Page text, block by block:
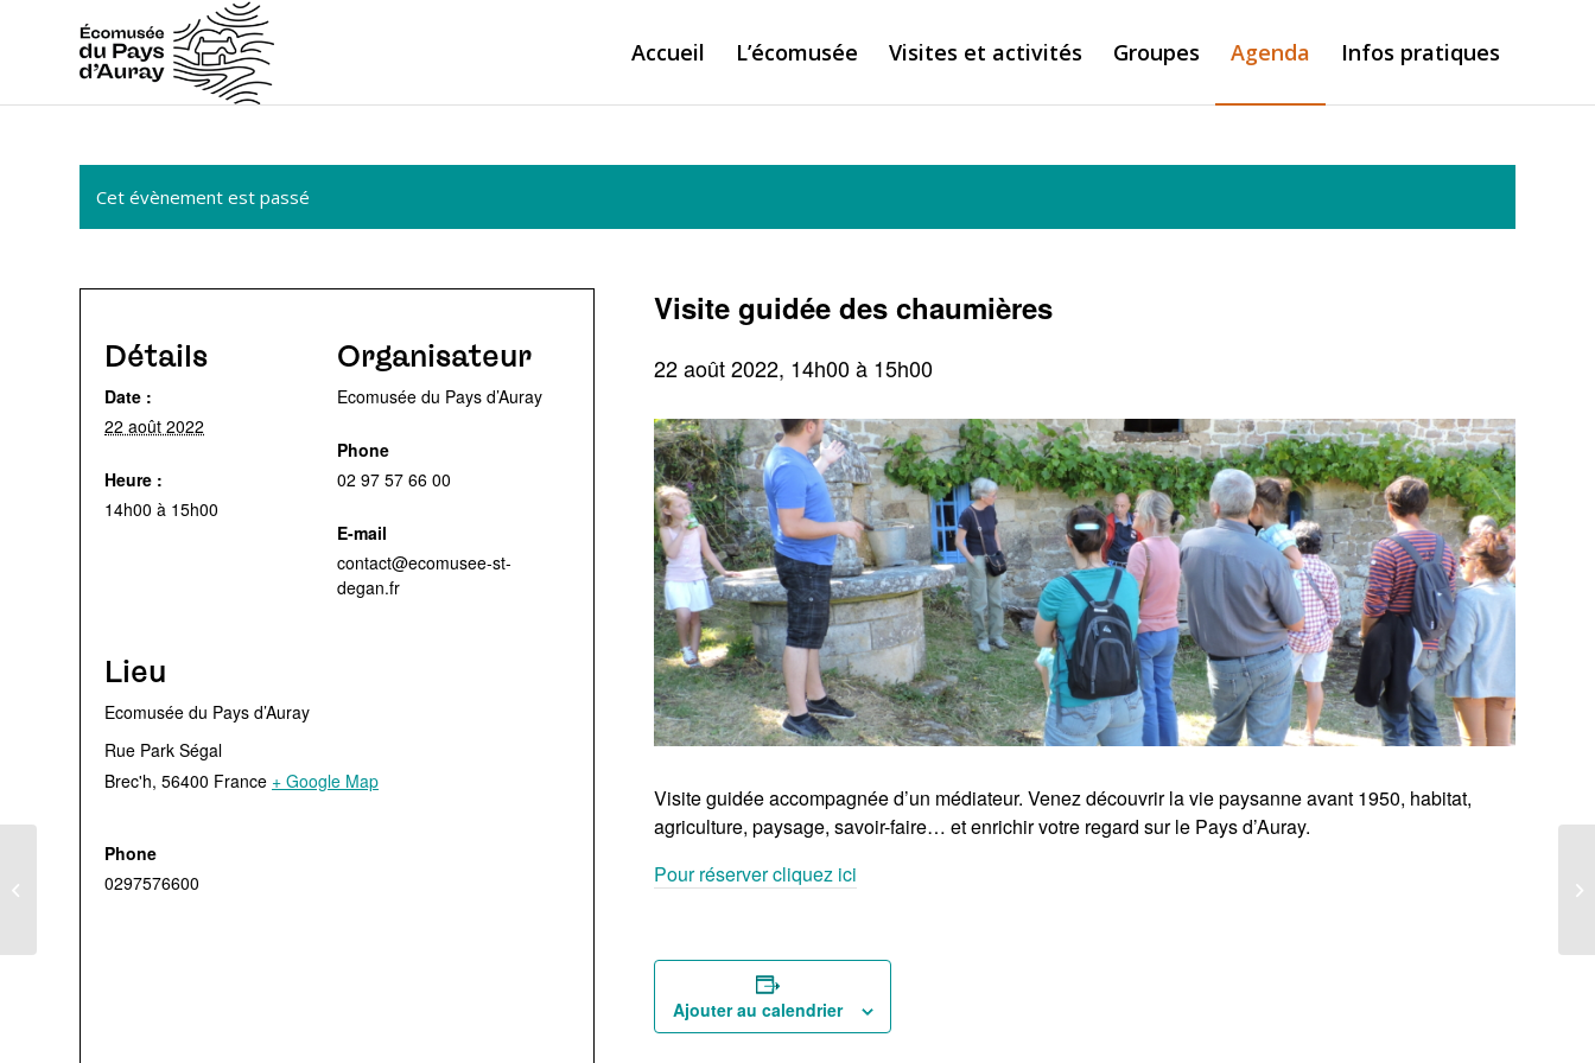
Accueil L’écomusée Visites et activités Groupes Agenda Infos pratiques
Cet évènement est passé
Visite guidée des chaumières
22 août 2022, 14h00à 15h00
Visite guidée accompagnée d’un médiateur. Venez découvrir la vie paysanne avant 1950, habitat,
agriculture, paysage, savoir-faire… et enrichir votre regard sur le Pays d’Auray.
Pour réserver cliquez ici
Ajouter au calendrier
Détails
Date :
22 août 2022
Heure :
14h00 à 15h00
Organisateur
Ecomusée du Pays d’Auray
Phone
02 97 57 66 00
E-mail
contact@ecomusee-st-
degan.fr
Lieu
Ecomusée du Pays d’Auray
Rue Park Ségal
Brec'h, 56400 France + Google Map
Phone
0297576600
Visite guidée des